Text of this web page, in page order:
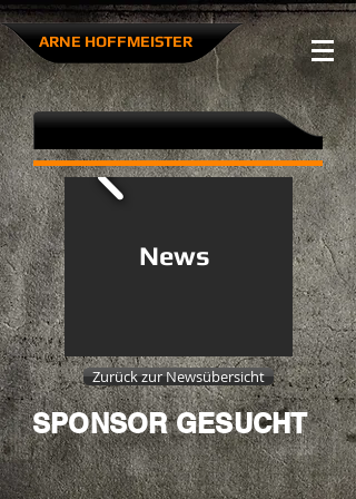
ARNE HOFFMEISTER​
Zurück zur Newsübersicht
News
SPONSOR GESUCHT